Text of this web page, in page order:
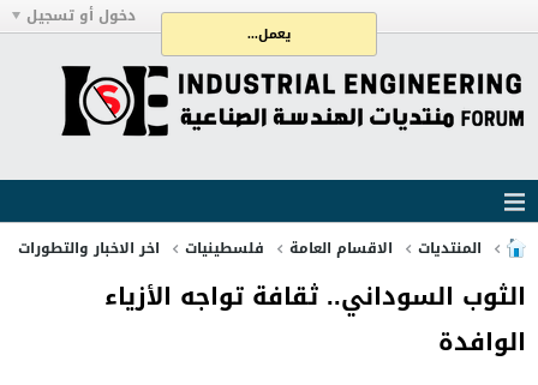
دخول أو تسجيل
المنتديات الاقسام العامة فلسطينيات اخر الاخبار والتطورات
الثوب السوداني.. ثقافة تواجه الأزياء
الوافدة
يعمل...